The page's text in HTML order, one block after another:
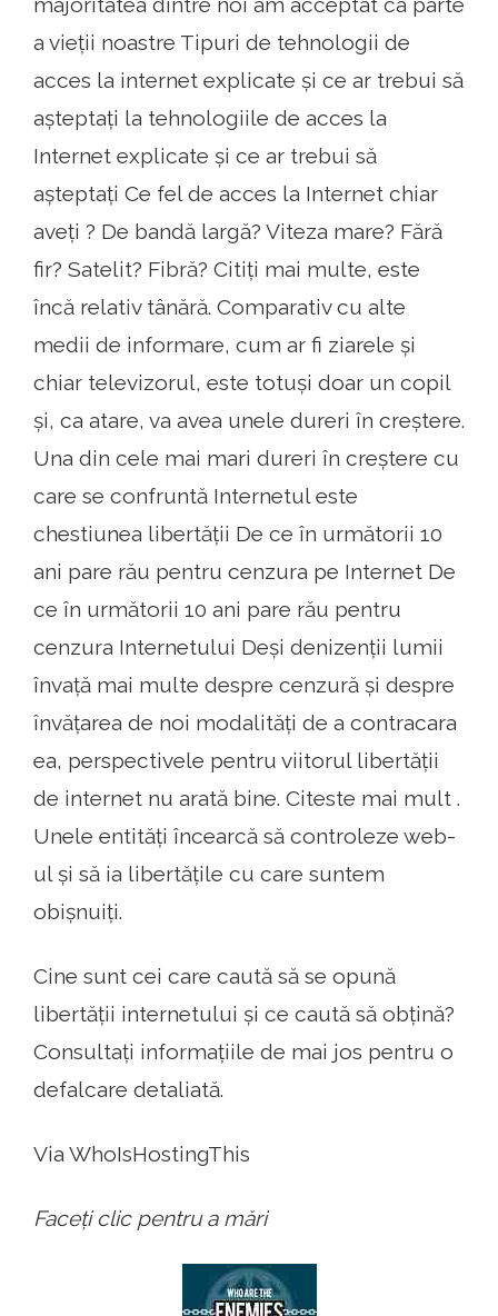
a vieții noastre Tipuri de tehnologii de
acces la internet explicate și ce ar trebui să
așteptați la tehnologiile de acces la
Internet explicate și ce ar trebui să
așteptați Ce fel de acces la Internet chiar
aveți ? De bandă largă? Viteza mare? Fără
fir? Satelit? Fibră? Citiți mai multe, este
încă relativ tânără. Comparativ cu alte
medii de informare, cum ar fi ziarele și
chiar televizorul, este totuși doar un copil
și, ca atare, va avea unele dureri în creștere.
Una din cele mai mari dureri în creștere cu
care se confruntă Internetul este
chestiunea libertății De ce în următorii 10
ani pare rău pentru cenzura pe Internet De
ce în următorii 10 ani pare rău pentru
cenzura Internetului Deși denizenții lumii
învață mai multe despre cenzură și despre
învățarea de noi modalități de a contracara
ea, perspectivele pentru viitorul libertății
de internet nu arată bine. Citeste mai mult .
Unele entități încearcă să controleze web-
ul și să ia libertățile cu care suntem
obișnuiți.
Cine sunt cei care caută să se opună
libertății internetului și ce caută să obțină?
Consultați informațiile de mai jos pentru o
defalcare detaliată.
Via WhoIsHostingThis
Faceți clic pentru a mări